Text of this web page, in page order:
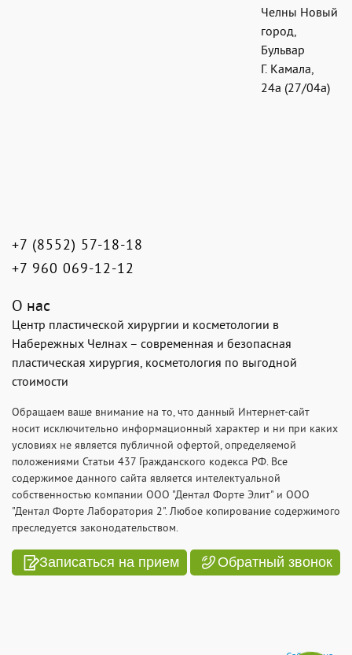
Челны Новый
город,
Бульвар
Г. Камала,
24а (27/04а)
+7 (8552) 57-18-18
+7 960 069-12-12
О нас
Центр пластической хирургии и косметологии в
Набережных Челнах – современная и безопасная
пластическая хирургия, косметология по выгодной
стоимости
Обращаем ваше внимание на то, что данный Интернет-сайт
носит исключительно информационный характер и ни при каких
условиях не является публичной офертой, определяемой
положениями Статьи 437 Гражданского кодекса РФ. Все
содержимое данного сайта является интелектуальной
собственностью компании ООО "Дентал Форте Элит" и ООО
"Дентал Форте Лаборатория 2". Любое копирование содержимого
преследуется законодательством.
Записаться на прием Обратный звонок